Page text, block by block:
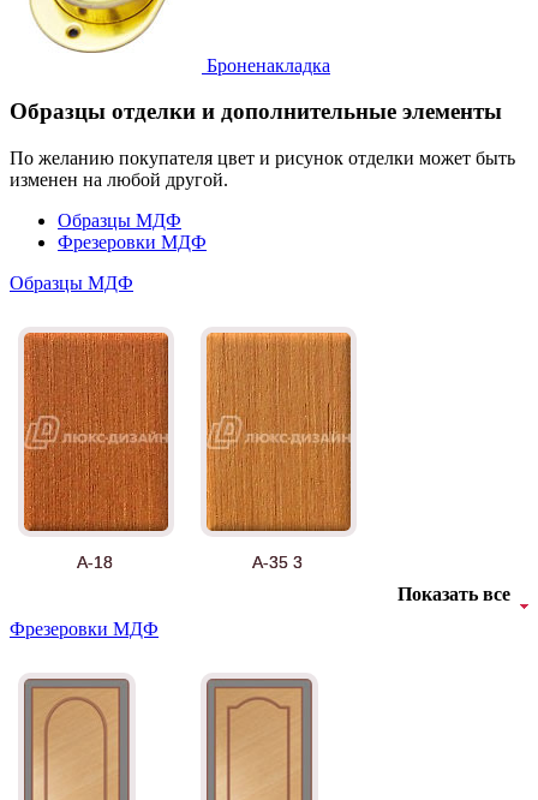
Броненакладка
Образцы отделки и дополнительные элементы
По желанию покупателя цвет и рисунок отделки может быть
изменен на любой другой.
Образцы МДФ
Фрезеровки МДФ
Образцы МДФ
А-18 А-35 3
Показать все
Фрезеровки МДФ